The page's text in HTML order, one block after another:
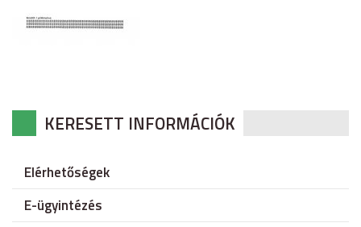
KERESETT INFORMÁCIÓK
Elérhetőségek
E-ügyintézés